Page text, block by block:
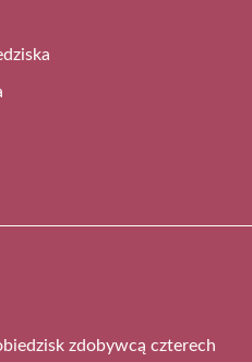
zdobywcą czterech